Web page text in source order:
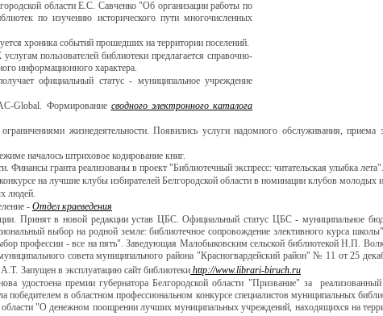
области Е.С. Савченко "Об организации работы по
по изучению исторического пути многочисленных
хроника событий прошедших на территории поселений.
пользователей библиотеки предлагается справочно-
информационного характера.
официальный статус - муниципальное учреждение
Global. Формирование сводного электронного каталога
жизнедеятельности. Появились услуги надомного обслуживания, приема
началось штриховое кодирование книг.
Финансы гранта реализованы в проект "Библиотечный экспресс: читательская улыбка лета".
на лучшие клубы избирателей Белгородской области в номинации клубов молодых
людей.
- Отдел краеведения
Принят в новой редакции устав ЦБС. Официальный статус ЦБС - муниципальное
выбор на родной земле: библиотечное сопровождение элективного курса
профессии - все на пять". Заведующая Малобыковским сельской библиотекой Н.П.
совета муниципального района "Красногвардейский район" № 11 от 25
А.Т. Запущен в эксплуатацию сайт библиотеки http://www.librari-biruch.ru
удостоена премии губернатора Белгородской области "Призвание" за
победителем в областном профессиональном конкурсе специалистов муниципальных
области "О денежном поощрении лучших муниципальных учреждений, находящихся на